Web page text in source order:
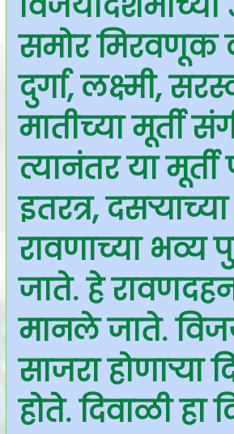
समोर मिरवणूक
दुर्गा, लक्ष्मी,
मातीच्या मूर्ती
त्यानंतर या
इतरत्र,
रावणाच्या
जाते. हे
मानले जाते.
साजरा होणाऱ्या
होते. दिवाळी हा